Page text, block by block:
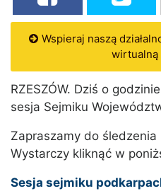
Wspieraj naszą
wirtualną
RZESZÓW. Dziś o
sesja Sejmiku
Zapraszamy do
Wystarczy kliknąć w
Sesja sejmiku